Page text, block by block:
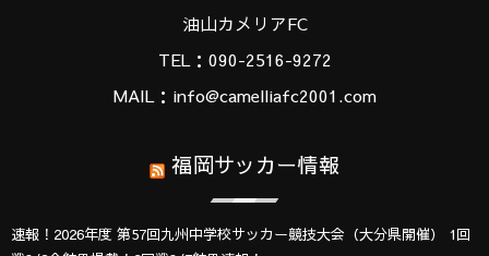
油山カメリアFC
TEL：090-2516-9272
MAIL：info@camelliafc2001.com
福岡サッカー情報
速報！2026年度 第57回九州中学校サッカー競技大会（大分県開催） 1回